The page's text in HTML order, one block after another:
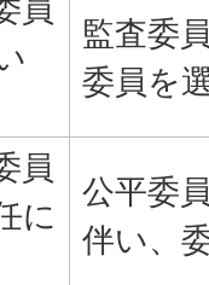
員
監査委
委員を
員
に
公平委
伴い、